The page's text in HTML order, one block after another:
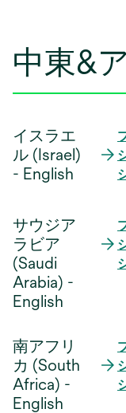
中東&
イスラエ
ル (Israel)
-‎ English
サウジア
ラビア
(Saudi
Arabia) -
English
南アフリ
カ (South
Africa) -
English